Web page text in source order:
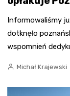
Informowaliśmy
dotknęło
wspomnień
Michał Krajewski